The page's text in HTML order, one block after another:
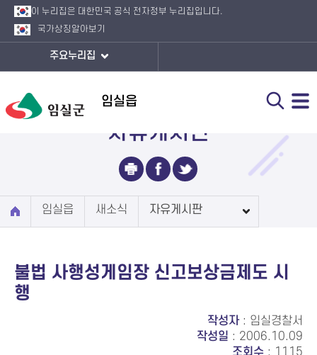
이 누리집은 대한민국 공식 전자정부 누리집입니다.
국가상징 알아보기
주요누리집
임실읍
자유게시판
임실읍 새소식 자유게시판
불법 사행성게임장 신고보상금제도 시
행
작성자: 임실경찰서
작성일 : 2006.10.09
조회수 : 1115